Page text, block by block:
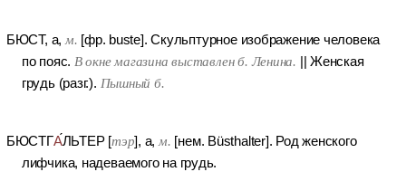
БЮСТ, а, м. [фр. buste].Скульптурное изображение человека
по пояс. В окне магазина выставлен б. Ленина. ||Женская
грудь (разг.). Пышный б.
БЮСТГАЛЬТЕР[тэр], а, м. [нем. Büsthalter]. Род женского
лифчика, надеваемого на грудь.